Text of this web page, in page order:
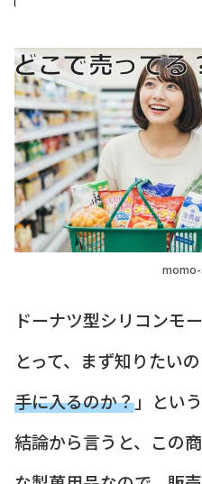
ドーナツ型シリコンモ
とって、まず知りたい
手に入るのか？」とい
結論から言うと、この